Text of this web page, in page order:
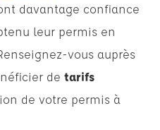
davantage confiance
leur permis en
vous auprès
de tarifs
de votre permis à